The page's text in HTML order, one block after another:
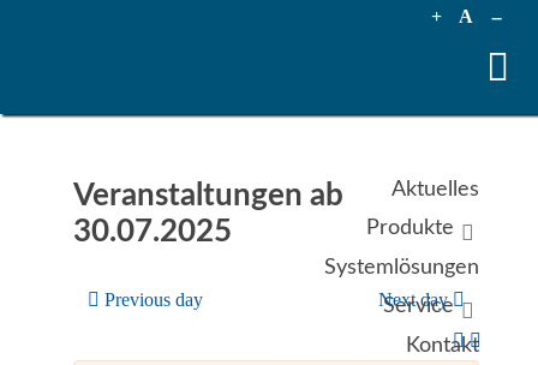
+ A --
Aktuelles
Produkte
Systemlösungen
Service
Kontakt
Veranstaltungen ab
30.07.2025
Previous day Next day